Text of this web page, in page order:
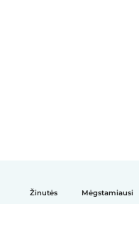
Žinutės Mėgstamiausi